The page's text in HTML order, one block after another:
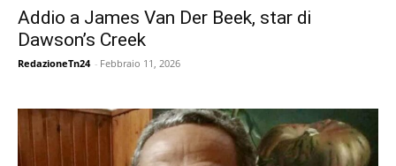
Addio a James Van Der Beek, star di
Dawson’s Creek
RedazioneTn24 - Febbraio 11, 2026